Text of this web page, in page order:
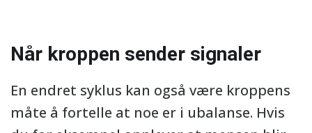
Når kroppen sender signaler
En endret syklus kan også være kroppens
måte å fortelle at noe er i ubalanse. Hvis